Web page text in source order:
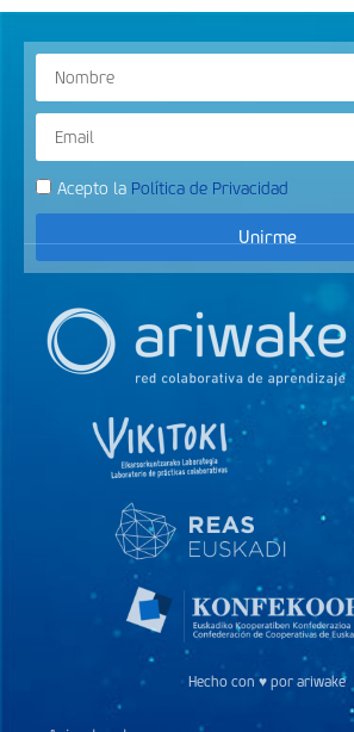
Acepto la Política de Privacidad
Unirme
Hecho con ♥ por ariwake